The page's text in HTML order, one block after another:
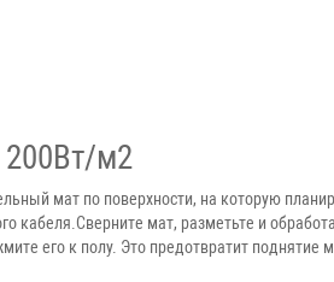
200Вт/м2
мат по поверхности, на которую
кабеля.Сверните мат, разметьте и
его к полу. Это предотвратит поднятие